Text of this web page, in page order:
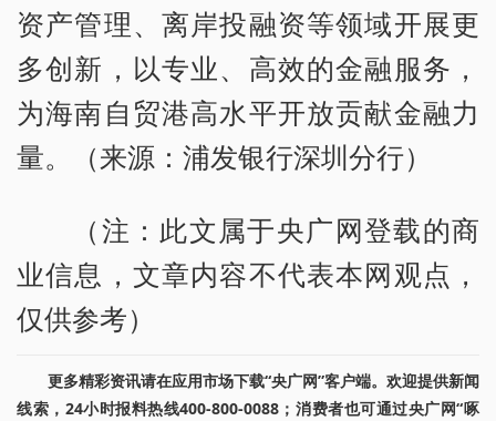
资产管理、离岸投融资等领域开展更
多创新，以专业、高效的金融服务，
为海南自贸港高水平开放贡献金融力
量。（来源：浦发银行深圳分行）
（注：此文属于央广网登载的商
业信息，文章内容不代表本网观点，
仅供参考）
更多精彩资讯请在应用市场下载“央广网”客户端。欢迎提供新闻
线索，24小时报料热线400-800-0088；消费者也可通过央广网“啄